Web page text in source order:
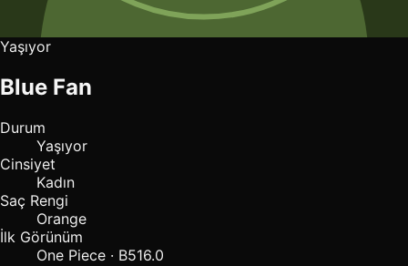
Yaşıyor
Blue Fan
Durum
Yaşıyor
Cinsiyet
Kadın
Saç Rengi
Orange
İlk Görünüm
One Piece · B516.0